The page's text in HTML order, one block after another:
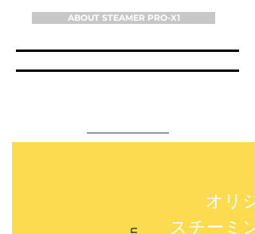
ABOUT STEAMER PRO-X1
オリ
スチーミ